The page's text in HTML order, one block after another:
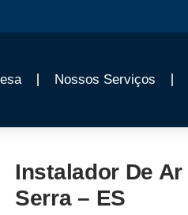
Nossos Serviços
Instalador De
Serra – ES